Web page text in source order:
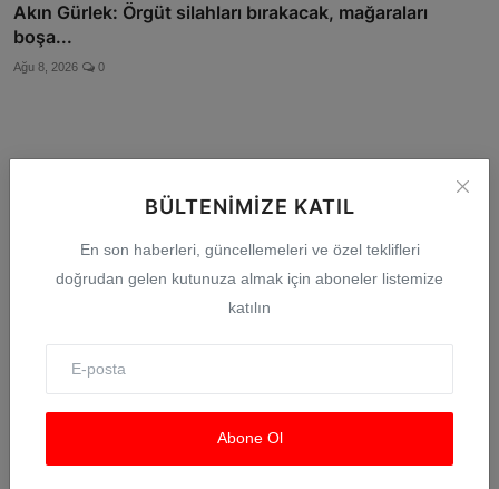
BÜLTENIMIZE KATIL
En son haberleri, güncellemeleri ve özel teklifleri
doğrudan gelen kutunuza almak için aboneler listemize
katılın
Abone Ol
Akın Gürlek: Örgüt silahları bırakacak, mağaraları
boşa...
Ağu 8, 2026 0